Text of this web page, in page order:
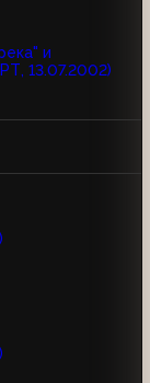
и
13.07.2002)